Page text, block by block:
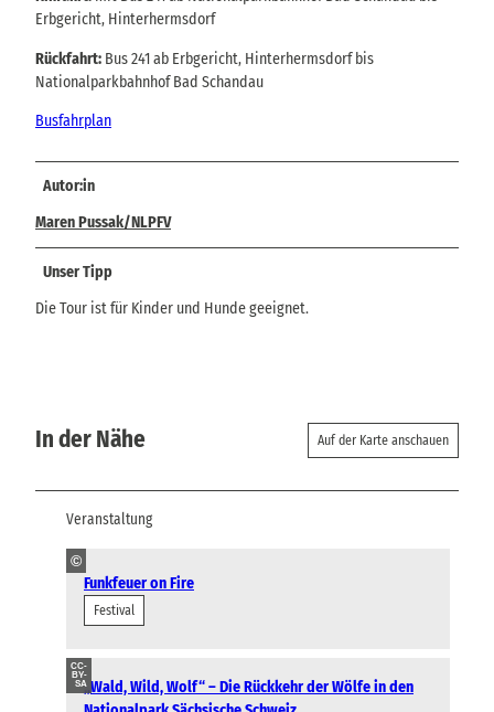
Erbgericht, Hinterhermsdorf
Rückfahrt: Bus 241 ab Erbgericht, Hinterhermsdorf bis
Nationalparkbahnhof Bad Schandau
Busfahrplan
Autor:in
Maren Pussak/NLPFV
Unser Tipp
Die Tour ist für Kinder und Hunde geeignet.
In der Nähe Auf der Karte anschauen
Veranstaltung
©
Funkfeuer on Fire
Festival
CC-
BY-
SA„Wald, Wild, Wolf“ – Die Rückkehr der Wölfe in den